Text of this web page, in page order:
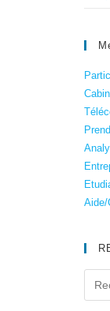
Aide/